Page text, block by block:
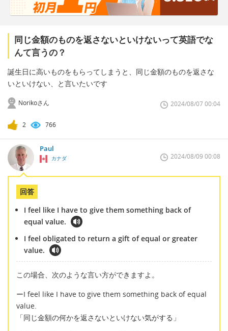
同じ金額のものを返さないといけないって英語でな
んて言うの？
誕生日に高いものをもらってしまうと、同じ金額のものを返さな
いといけない、と言いたいです
Norikoさん 2024/08/07 00:04
2 766
Paul
カナダ 2024/08/09 00:08
回答
I feel like I have to give them something back of
equal value.
I feel obligated to return a gift of equal or greater
value.
この場合、次のような言い方ができますよ。
ーI feel like I have to give them something back of equal
value.
「同じ金額の何かを返さないといけない気がする」